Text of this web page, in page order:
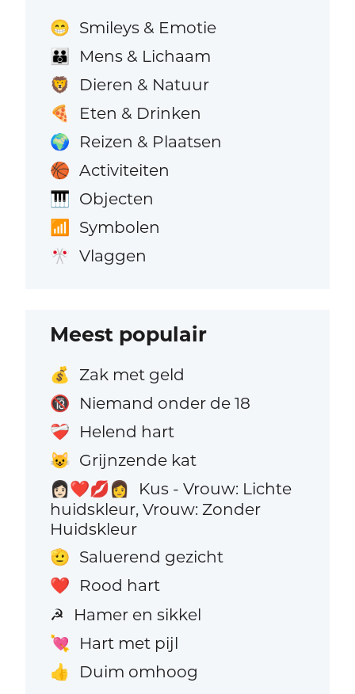
😁 Smileys & Emotie
👪 Mens & Lichaam
🦁 Dieren & Natuur
🍕 Eten & Drinken
🌍 Reizen & Plaatsen
🏀 Activiteiten
🎹 Objecten
📶 Symbolen
🎌 Vlaggen
Meest populair
💰 Zak met geld
🔞 Niemand onder de 18
❤️‍🩹 Helend hart
😺 Grijnzende kat
👩🏻‍❤️‍💋‍👩
Kus - Vrouw: Lichte
huidskleur, Vrouw: Zonder
Huidskleur
🫡 Saluerend gezicht
❤️ Rood hart
☭ Hamer en sikkel
💘 Hart met pijl
👍 Duim omhoog